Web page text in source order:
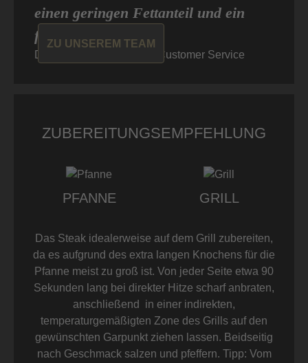
ZU UNSEREM TEAM
einen geringen Fettanteil und ein
feines Aroma aus. “
Dominic von Don Carne, Customer Service
ZUBEREITUNGSEMPFEHLUNG
PFANNE GRILL
Das Steak idealerweise auf dem Grill zubereiten,
da es aufgrund des extra langen Knochens für die
Pfanne meist zu groß ist. Von jeder Seite etwa 90
Sekunden lang bei direkter Hitze scharf anbraten,
anschließend in einer indirekten,
temperaturgemäßigten Zone des Grills auf den
gewünschten Garpunkt ziehen lassen. Beidseitig
nach Geschmack salzen und pfeffern. Tipp: Vom